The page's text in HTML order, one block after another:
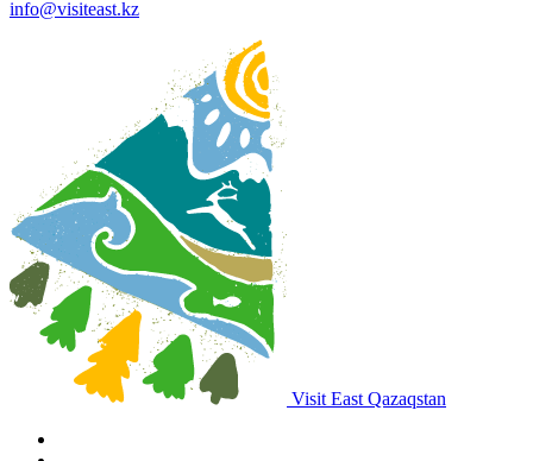
info@visiteast.kz
Visit East Qazaqstan